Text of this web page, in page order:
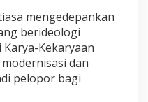
mengedepankan
berideologi
Kekaryaan
dan
pelopor bagi